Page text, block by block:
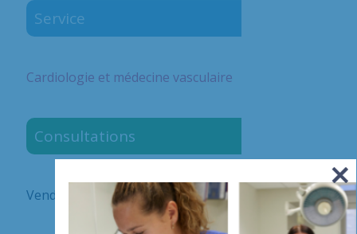
Service
Cardiologie et médecine vasculaire
Consultations
Vendredi matin